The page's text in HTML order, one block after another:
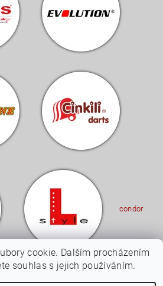
condor
cookie. Dalším procházením
souhlas s jejich používáním.